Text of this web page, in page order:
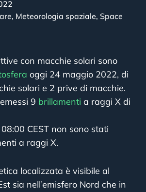
, Meteorologia spaziale, Space
con macchie solari sono
oggi 24 maggio 2022, di
solari e 2 prive di macchie.
9 brillamenti a raggi X di
CEST non sono stati
a raggi X.
localizzata è visibile al
sia nell’emisfero Nord che in